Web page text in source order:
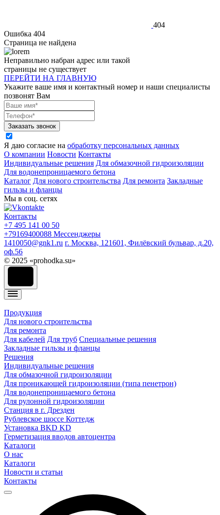
404
Ошибка 404
Страница не найдена
Неправильно набран адрес или такой
страницы не существует
ПЕРЕЙТИ НА ГЛАВНУЮ
Укажите ваше имя и контактный номер и наши специалисты
позвонят Вам
Заказать звонок
Я даю согласие на обработку персональных данных
О компании Новости Контакты
Индивидуальные решения Для обмазочной гидроизоляции
Для водонепроницаемого бетона
Каталог Для нового строительства Для ремонта Закладные
гильзы и фланцы
Мы в соц. сетях
Контакты
+7 495 141 00 50
+79169400088 Мессенджеры
1410050@gnk1.ru г. Москва, 121601, Филёвский бульвар, д.20,
оф.56
© 2025 «prohodka.su»
Продукция
Для нового строительства
Для ремонта
Для кабелей Для труб Специальные решения
Закладные гильзы и фланцы
Решения
Индивидуальные решения
Для обмазочной гидроизоляции
Для проникающей гидроизоляции (типа пенетрон)
Для водонепроницаемого бетона
Для рулонной гидроизоляции
Станция в г. Дрезден
Рублевское шоссе Коттедж
Установка BKD KD
Герметизация вводов автоцентра
Каталоги
О нас
Каталоги
Новости и статьи
Контакты